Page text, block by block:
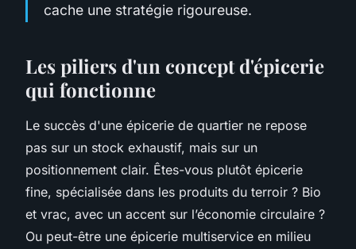
cache une stratégie rigoureuse.
Les piliers d'un concept d'épicerie
qui fonctionne
Le succès d'une épicerie de quartier ne repose
pas sur un stock exhaustif, mais sur un
positionnement clair. Êtes-vous plutôt épicerie
fine, spécialisée dans les produits du terroir ? Bio
et vrac, avec un accent sur l’économie circulaire ?
Ou peut-être une épicerie multiservice en milieu